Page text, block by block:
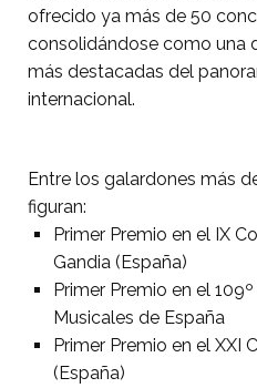
ofrecido ya más de 50
consolidándose como una
más destacadas del
internacional.
Entre los galardones más
figuran:
Primer Premio en el IX
Gandia (España)
Primer Premio en el
Musicales de España
Primer Premio en el XXI
(España)